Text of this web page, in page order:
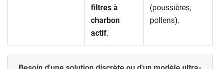
filtres à
charbon
actif.
(poussières,
pollens).